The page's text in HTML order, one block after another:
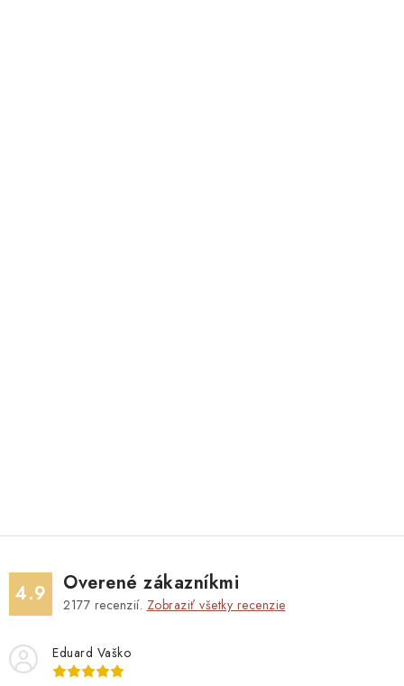
4.9 Overené zákazníkmi
2177 recenzií. Zobraziť všetky recenzie
Eduard Vaško